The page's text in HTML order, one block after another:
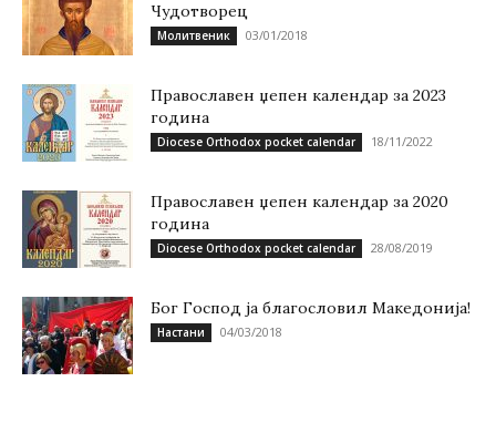
Чудотворец
Молитвеник 03/01/2018
Православен џепен календар за 2023
година
Diocese Orthodox pocket calendar 18/11/2022
Православен џепен календар за 2020
година
Diocese Orthodox pocket calendar 28/08/2019
Бог Господ ја благословил Македонија!
Настани 04/03/2018